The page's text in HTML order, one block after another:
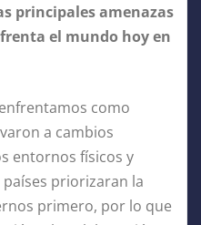
principales amenazas
el mundo hoy en
como
a cambios
entornos físicos y
priorizaran la
primero, por lo que